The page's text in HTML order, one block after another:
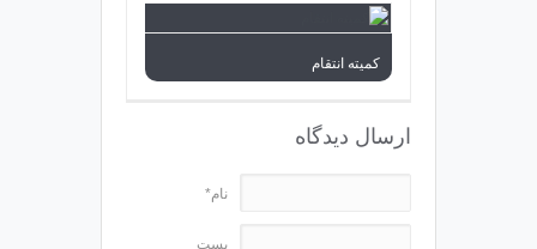
کمیته انتقام
ارسال دیدگاه
نام*
پست